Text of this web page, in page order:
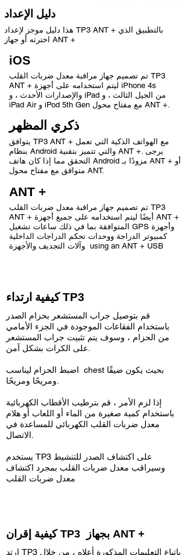
دليل الإعداد
هذا دليل موجز لإعداد TP3 ANT + بالتطبيق الذي
اخترته أو جهاز ANT +
iOS
تم تصميم جهاز مراقبة معدل ضربات القلب TP3
ANT + ليتم استخدامه على أجهزة iPhone 4s
والإصدارات الأحدث ، و iPad من الجيل الثالث ، و
iPad Air و iPod 5th Gen مع مفتاح محول ANT +.
ذكري المظهر
يتوافق TP3 ANT + مع الهواتف الذكية التي تعمل
بنظام Android والتي تتميز بتقنية ANT +. يرجى
التحقق مما إذا كان هاتف Android مزودًا بـ ANT + أو
متوافق مع مفتاح محول ANT.
ANT +
تم تصميم جهاز مراقبة معدل ضربات القلب TP3
ANT + أيضًا ليتم استخدامه على جميع أجهزة ANT +
المتوافقة بما في ذلك ساعات تشغيل GPS وأجهزة
كمبيوتر الدراجة ووحدات تحكم الدراجات الداخلية
وآلات التجديف والأجهزة using an ANT + USB
كيفية ارتداء TP3
قم بتوصيل جراب المستشعر بحزام الصدر
باستخدام الفقاعات الموجودة في الجزء الأمامي
من الحزام ، وسوف يتم تثبيت جراب المستشعر
اضبط الحزام ليناسب chest بحيث يكون ضيقًا
إذا لزم الأمر ، قم بترطيب الأقطاب الكهربائية
باستخدام كمية صغيرة من الماء أو اللعاب أو هلام
معدل ضربات القلب الكهربائي للمساعدة في
يستخدم TP3 على اكتشاف الصدر للتنشيط
وسيراقب معدل ضربات القلب بمجرد اكتشاف
معدل ضربات القلب
كيفية إقران TP3 بجهاز ANT +
ارتد TP3 باتباع التعليمات المذكورة أعلاه ، من خلال